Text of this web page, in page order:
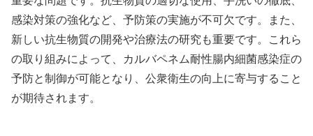
感染対策の強化など、予防策の実施が不可欠です。また、
新しい抗生物質の開発や治療法の研究も重要です。これら
の取り組みによって、カルバペネム耐性腸内細菌感染症の
予防と制御が可能となり、公衆衛生の向上に寄与すること
が期待されます。